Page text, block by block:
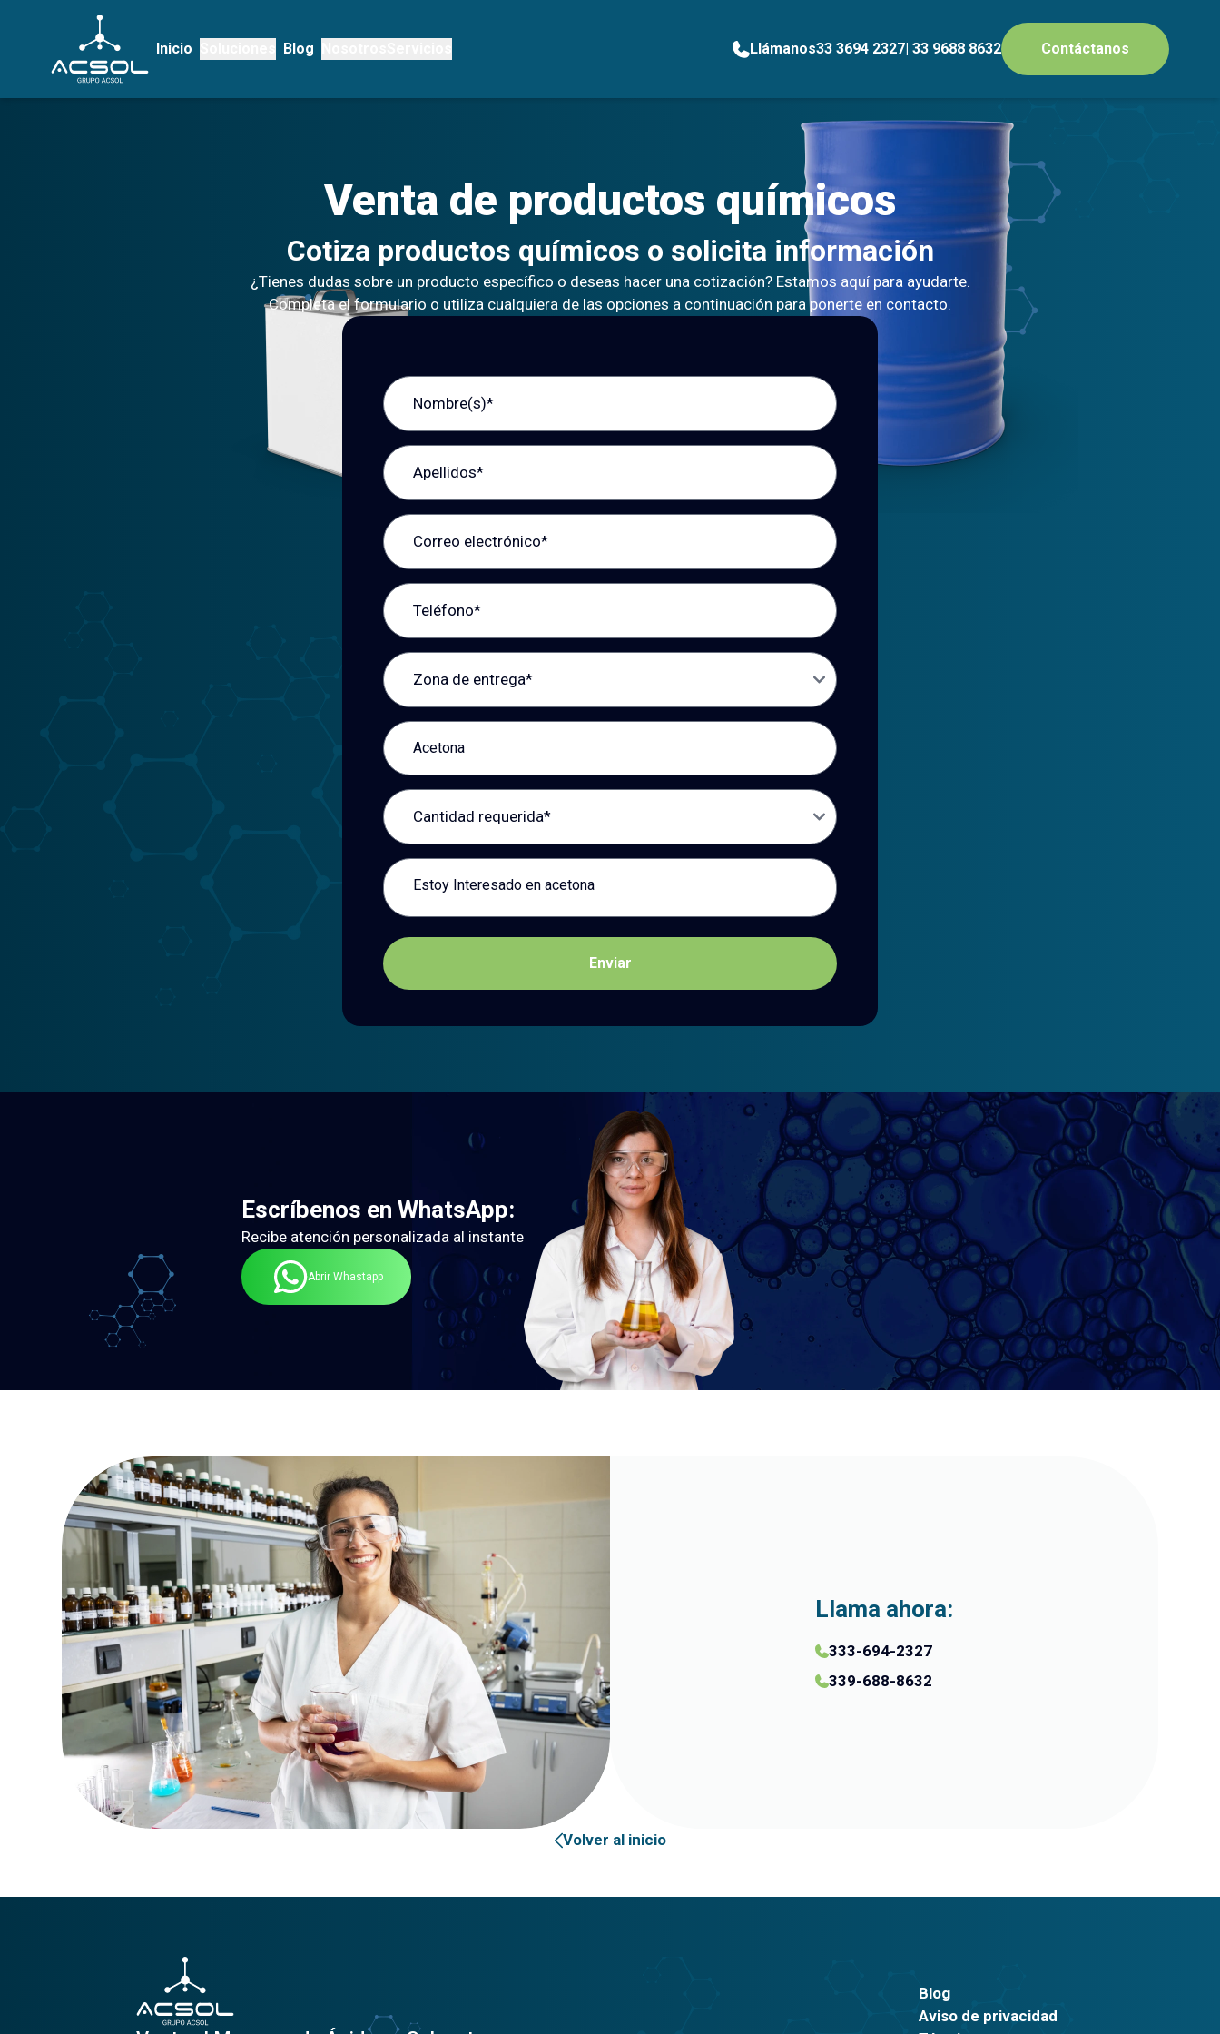
Inicio Blog Llámanos33 3694 2327| 33 9688 8632 Contáctanos
Venta de productos químicos
Cotiza productos químicos o solicita información
¿Tienes dudas sobre un producto específico o deseas hacer una cotización? Estamos aquí para ayudarte.
Completa el formulario o utiliza cualquiera de las opciones a continuación para ponerte en contacto.
Nombre (s)
Apellidos
Correo electrónico
Teléfono
Zona de entrega
Producto de interés
Cantidad requerida
Mensaje
Enviar
Escríbenos en WhatsApp:
Recibe atención personalizada al instante
Abrir Whastapp
Llama ahora:
333-694-2327
339-688-8632
Volver al inicio
Blog
Aviso de privacidad